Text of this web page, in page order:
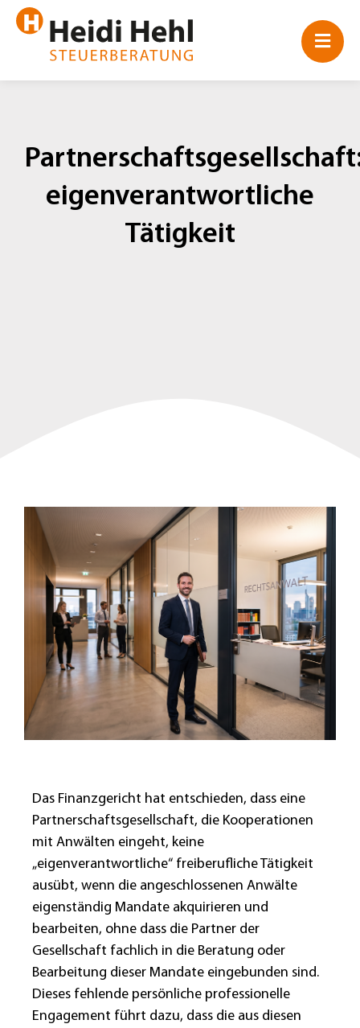
Zum
Inhalt
springen
eigenverantwortliche
Tätigkeit
Das Finanzgericht hat entschieden, dass eine
Partnerschaftsgesellschaft, die Kooperationen
mit Anwälten eingeht, keine
„eigenverantwortliche“ freiberufliche Tätigkeit
ausübt, wenn die angeschlossenen Anwälte
eigenständig Mandate akquirieren und
bearbeiten, ohne dass die Partner der
Gesellschaft fachlich in die Beratung oder
Bearbeitung dieser Mandate eingebunden sind.
Dieses fehlende persönliche professionelle
Engagement führt dazu, dass die aus diesen